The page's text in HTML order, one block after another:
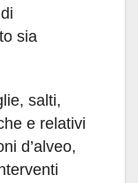
sia
salti,
e relativi
d’alveo,